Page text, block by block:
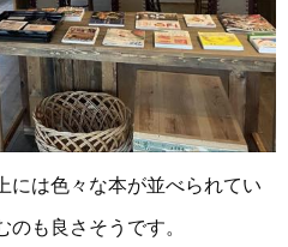
には色々な本が並べられてい
も良さそうです。